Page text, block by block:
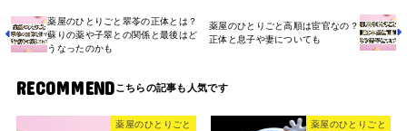
薬屋のひとりごと翠苓の正体とは？
蘇りの薬や子翠との関係と最後はど
うなったのかも
薬屋のひとりごと高順は宦官なの？
正体と息子や妻についても
RECOMMEND
薬屋のひとりごと 薬屋のひとりごと